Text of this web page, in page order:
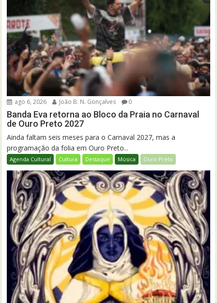
ago 6, 2026 João B. N. Gonçalves 0
Banda Eva retorna ao Bloco da Praia no Carnaval
de Ouro Preto 2027
Ainda faltam seis meses para o Carnaval 2027, mas a
programação da folia em Ouro Preto...
Agenda Cultural Cultura Destaque Música Ouro Preto